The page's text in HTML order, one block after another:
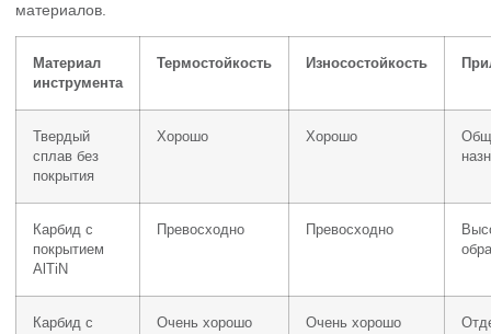
материалов.
Материал
инструмента
Термостойкость Износостойкость
Твердый
сплав без
покрытия
Хорошо Хорошо
Карбид с
покрытием
AlTiN
Превосходно Превосходно
Карбид с
Очень хорошо Очень хорошо